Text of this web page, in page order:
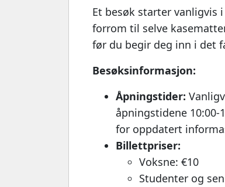
Et besøk starter vanligvis
forrom til selve
før du begir deg inn i det
Besøksinformasjon:
Åpningstider:
åpningstidene
for oppdatert
Billettpriser:
Voksne: €10
Studenter og